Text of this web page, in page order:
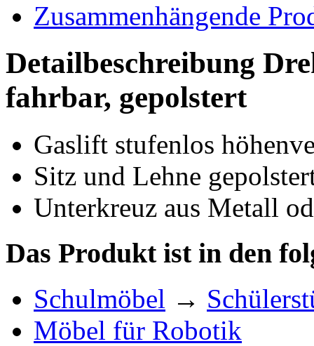
Zusammenhängende
Detailbeschreibung
fahrbar, gepolstert
Gaslift stufenlos
Sitz und Lehne
Unterkreuz aus Metall
Das Produkt ist in den
Schulmöbel →
Möbel für Robotik